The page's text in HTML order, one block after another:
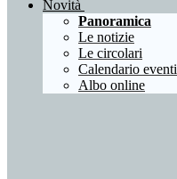
Novità
Panoramica
Le notizie
Le circolari
Calendario eventi
Albo online